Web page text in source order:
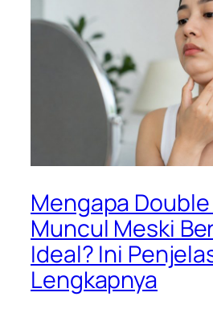
Mengapa
Muncul Meski
Ideal? Ini
Lengkapnya